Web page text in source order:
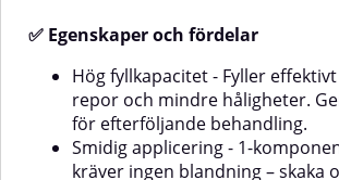
hobbyanvändare.Snabb torktid -
Effektiviserar
arbetsflödet.Utmärkt vidhäftning
- Fäster på flera olika ytor som
slipat stål, förzinkat stål,
aluminium, polyesterspackel,
härdade gamla beläggningar och
många plaster.Lätt att slipa - Kan
blandning av
sparar tid
torktid gör
vidare
vidhäftning –
förzinkat
✅ Egenskaper och fördelar
Hög fyllkapacitet - Fyller
repor och mindre håligheter.
för efterföljande behandling.
Smidig applicering - 1-
kräver ingen blandning – skaka